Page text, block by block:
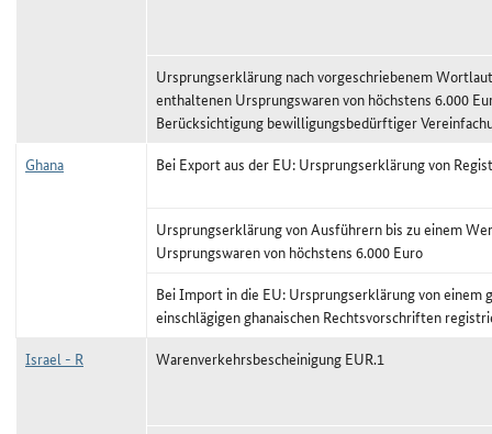
Ursprungserklärung nach vorgeschriebenem
enthaltenen Ursprungswaren von höchstens 6.000
Berücksichtigung bewilligungsbedürftiger
Ghana
Bei Export aus der EU: Ursprungserklärung von
Ursprungserklärung von Ausführern bis zu einem
Ursprungswaren von höchstens 6.000 Euro
Bei Import in die EU: Ursprungserklärung von einem
einschlägigen ghanaischen Rechtsvorschriften
Israel - R
Warenverkehrsbescheinigung EUR.1